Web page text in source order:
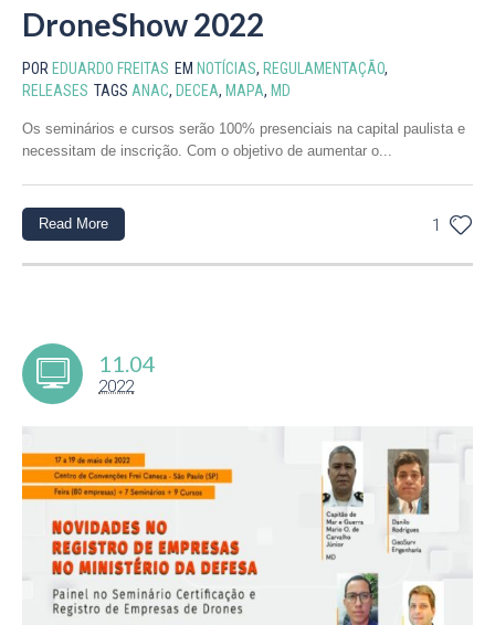
DroneShow 2022
POR EDUARDO FREITAS EM NOTÍCIAS, REGULAMENTAÇÃO,
RELEASES TAGS ANAC, DECEA, MAPA, MD
Os seminários e cursos serão 100% presenciais na capital paulista e
necessitam de inscrição. Com o objetivo de aumentar o...
1
Read More
11.04
2022